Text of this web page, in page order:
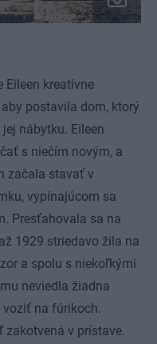
kreatívne
postavila dom, ktorý
nábytku. Eileen
s niečím novým, a
začala stavať v
vypínajúcom sa
Presťahovala sa na
1929 striedavo žila na
a spolu s niekoľkými
neviedla žiadna
voziť na fúrikoch.
zakotvená v prístave.